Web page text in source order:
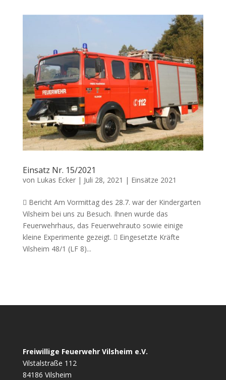
Einsatz Nr. 15/2021
von Lukas Ecker| Juli 28, 2021 | Einsätze 2021
 Bericht Am Vormittag des 28.7. war der Kindergarten
Vilsheim bei uns zu Besuch. Ihnen wurde das
Feuerwehrhaus, das Feuerwehrauto sowie einige
kleine Experimente gezeigt.  Eingesetzte Kräfte
Vilsheim 48/1 (LF 8)...
Freiwillige Feuerwehr Vilsheim e.V.
Vilstalstraße 112
84186 Vilsheim